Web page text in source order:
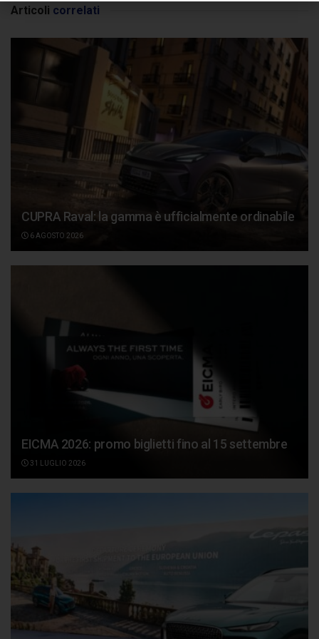
Articoli correlati
CUPRA Raval: la gamma è ufficialmente ordinabile
6 AGOSTO 2026
EICMA 2026: promo biglietti fino al 15 settembre
31 LUGLIO 2026